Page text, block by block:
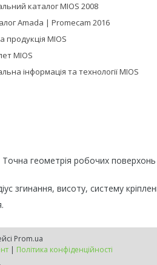
каталог MIOS 2008
Amada | Promecam 2016
продукція MIOS
MIOS
інформація та технології MIOS
геометрія робочих
згинання, висоту, систему
Prom.ua
| Політика конфіденційності